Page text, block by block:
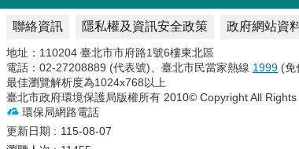
聯絡資訊 隱私權及資訊安全政策 政府網站資
地址：110204 臺北市市府路1號6樓東北區
電話：02-27208889 (代表號)、臺北市民當家熱線 1999 (免
最佳瀏覽解析度為1024x768以上
臺北市政府環境保護局版權所有 2010© Copyright All
環保局網路電話
更新日期
115-08-07